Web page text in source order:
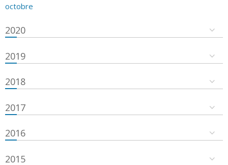
octobre
2020
2019
2018
2017
2016
2015